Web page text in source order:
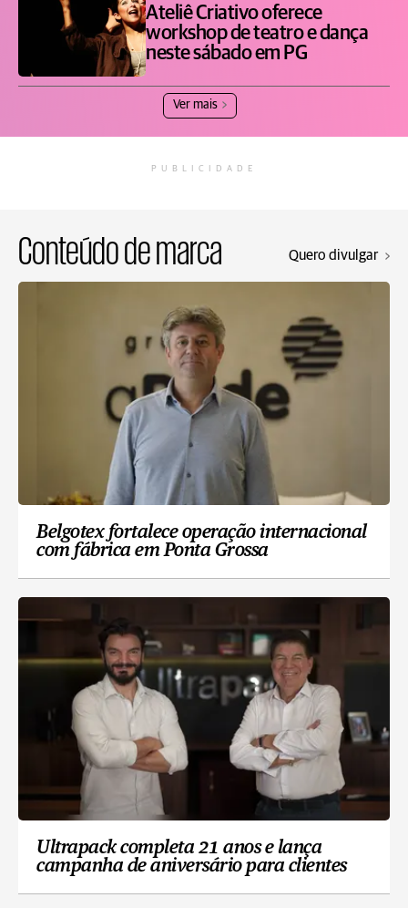
Ateliê Criativo oferece
workshop de teatro e dança
neste sábado em PG
Ver mais
PUBLICIDADE
Conteúdo de marca Quero divulgar
Belgotex fortalece operação internacional
com fábrica em Ponta Grossa
Ultrapack completa 21 anos e lança
campanha de aniversário para clientes